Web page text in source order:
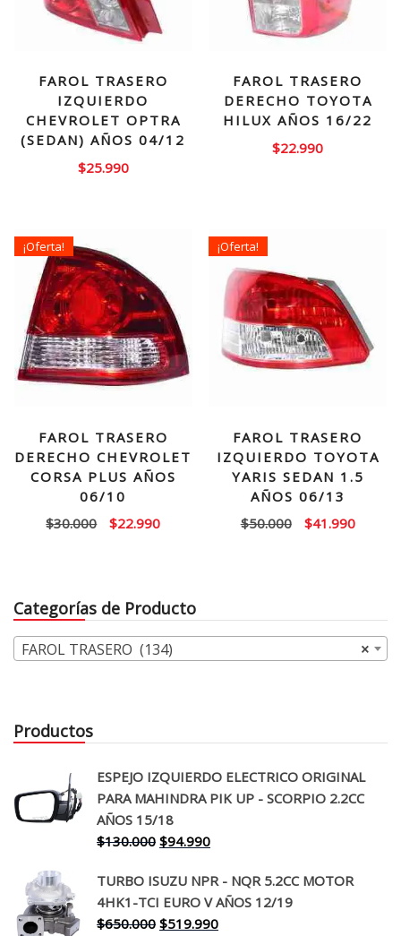
FAROL TRASERO
IZQUIERDO
CHEVROLET OPTRA
(SEDAN) AÑOS 04/12
$25.990
FAROL TRASERO
DERECHO TOYOTA
HILUX AÑOS 16/22
$22.990
¡Oferta!
FAROL TRASERO
DERECHO CHEVROLET
CORSA PLUS AÑOS
06/10
$30.000
El
$30.000.
$22.990El
$22.990.
¡Oferta!
FAROL TRASERO
IZQUIERDO TOYOTA
YARIS SEDAN 1.5
AÑOS 06/13
$50.000
El
$41.990El
Categorías de Producto
×
FAROL TRASERO (134)
Productos
ESPEJO IZQUIERDO ELECTRICO ORIGINAL
PARA MAHINDRA PIK UP - SCORPIO 2.2CC
AÑOS 15/18
$130.000 El
original
era:
$130.000.
$94.990El
actual
es:
$94.990.
TURBO ISUZU NPR - NQR 5.2CC MOTOR
4HK1-TCI EURO V AÑOS 12/19
$650.000 El
$519.990El